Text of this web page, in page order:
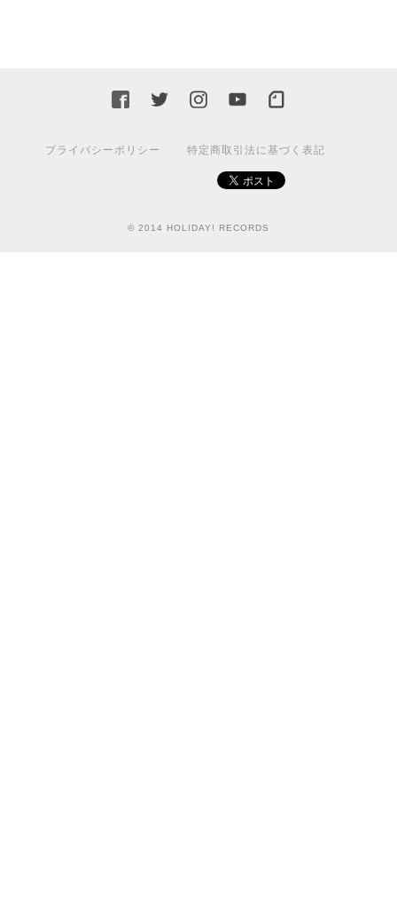
プライバシーポリシー 特定商取引法に基づく表記
© 2014 HOLIDAY! RECORDS